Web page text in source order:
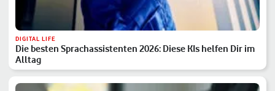
DIGITAL LIFE
Die besten Sprachassistenten 2026: Diese KIs helfen Dir im
Alltag